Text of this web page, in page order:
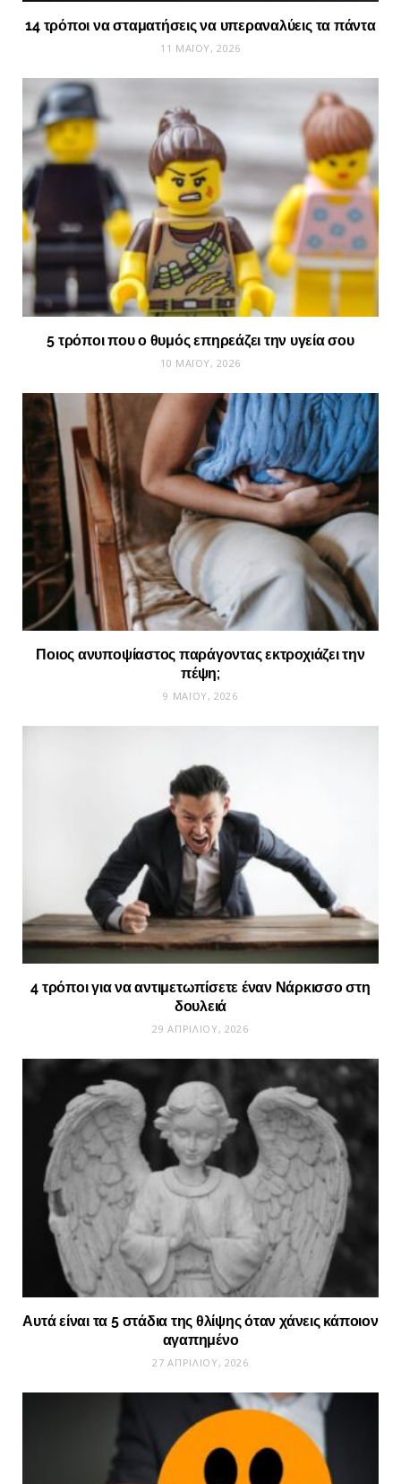
14 τρόποι να σταματήσεις να υπεραναλύεις τα πάντα
11 ΜΑΪ́ΟΥ, 2026
5 τρόποι που ο θυμός επηρεάζει την υγεία σου
10 ΜΑΪ́ΟΥ, 2026
Ποιος ανυποψίαστος παράγοντας εκτροχιάζει την
πέψη;
9 ΜΑΪ́ΟΥ, 2026
4 τρόποι για να αντιμετωπίσετε έναν Νάρκισσο στη
δουλειά
29 ΑΠΡΙΛΊΟΥ, 2026
Αυτά είναι τα 5 στάδια της θλίψης όταν χάνεις κάποιον
αγαπημένο
27 ΑΠΡΙΛΊΟΥ, 2026